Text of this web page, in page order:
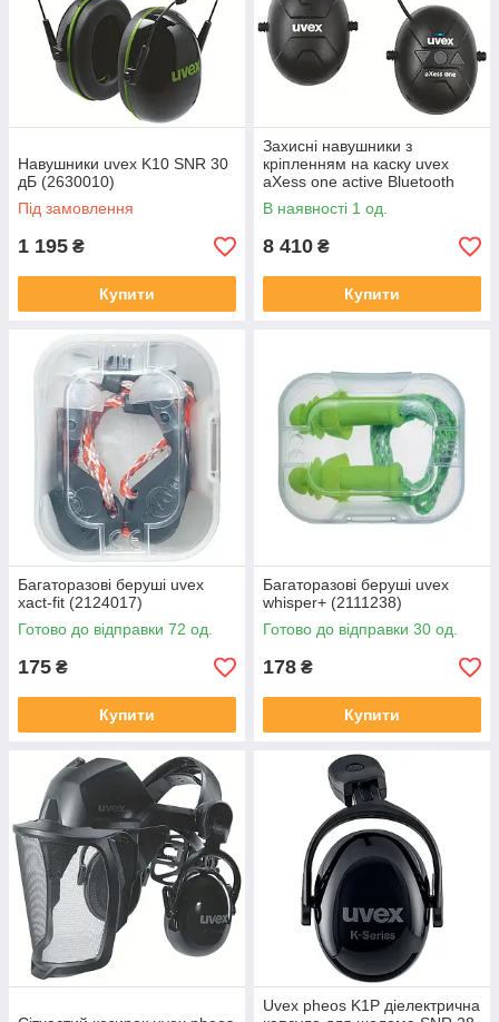
Навушники uvex K10 SNR 30
дБ (2630010)
Під замовлення
1 195 ₴
Купити
Захисні навушники з
кріпленням на каску uvex
aXess one active Bluetooth
SNR 27 dB
В наявності 1 од.
8 410 ₴
Купити
Багаторазові беруші uvex
xact-fit (2124017)
Готово до відправки 72 од.
175 ₴
Купити
Багаторазові беруші uvex
whisper+ (2111238)
Готово до відправки 30 од.
178 ₴
Купити
Uvex pheos K1P діелектрична